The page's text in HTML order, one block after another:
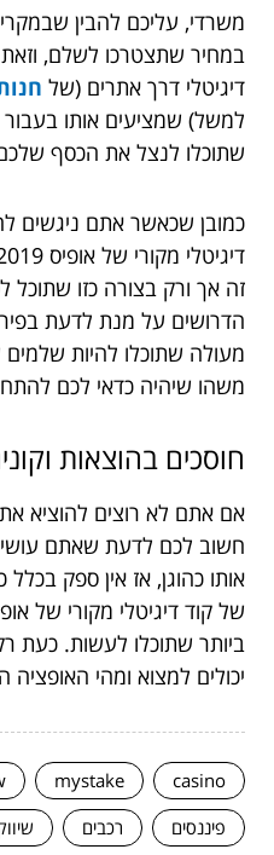
משרדי, עליכם להבין
במחיר שתצטרכו לשלם,
דיגיטלי דרך אתרים (של
למשל) שמציעים אותו
שתוכלו לנצל את הכסף
כמובן שכאשר אתם
זה אך ורק בצורה כזו
הדרושים על מנת לדעת
מעולה שתוכלו להיות
משהו שיהיה כדאי לכם
חוסכים בהוצאות
אם אתם לא רוצים להוציא
חשוב לכם לדעת שאתם
אותו כהוגן, אז אין ספק
ביותר שתוכלו לעשות. כעת
יכולים למצוא ומהי
casino
mystake
פיננסים
רכבים